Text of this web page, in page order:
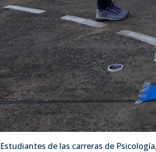
Estudiantes de las carreras de